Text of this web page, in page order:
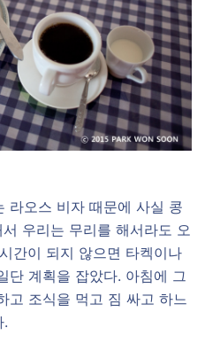
라오스 비자 때문에 사실 콩
우리는 무리를 해서라도 오
간이 되지 않으면 타켁이나
단 계획을 잡았다. 아침에 그
고 조식을 먹고 짐 싸고 하느
.